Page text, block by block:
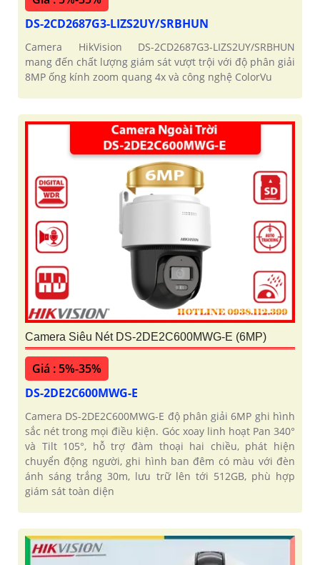
DS-2CD2687G3-LIZS2UY/SRBHUN
Camera HikVision DS-2CD2687G3-LIZS2UY/SRBHUN
mang đến chất lượng giám sát vượt trội với độ phân giải
8MP ống kính zoom quang 4x và công nghệ ColorVu
Camera Siêu Nét DS-2DE2C600MWG-E (6MP)
Giá : 5%-35%
DS-2DE2C600MWG-E
Camera DS-2DE2C600MWG-E độ phân giải 6MP ghi hình
sắc nét trong mọi điều kiện. Góc xoay linh hoạt Pan 340°
và Tilt 105°, hỗ trợ đàm thoại hai chiều, phát hiện
chuyển động người, ghi hình ban đêm có màu với đèn
ánh sáng trắng 30m, lưu trữ lên tới 512GB, phù hợp
giám sát toàn diện